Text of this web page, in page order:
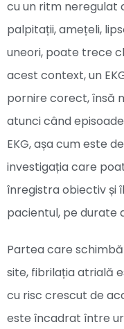
cu un ritm neregulat
palpitații, amețeli,
uneori, poate trece
acest context, un
pornire corect, însă
atunci când
EKG, așa cum este
investigația care
înregistra obiectiv și
pacientul, pe durate
Partea care
site, fibrilația atrială
cu risc crescut de
este încadrat între